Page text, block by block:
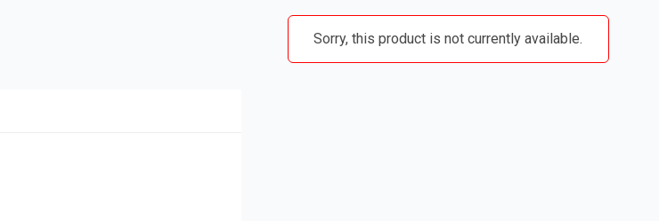
Sorry, this product is not currently available.